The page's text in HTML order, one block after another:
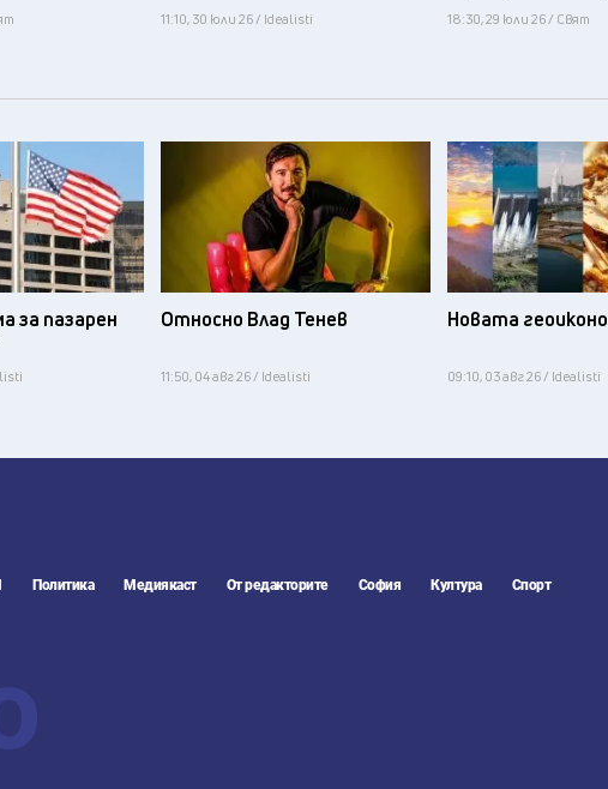
11:10, 30 юли 26 / Idealisti 18:30, 29 юли 26 / Свят
за пазарен
Относно Влад Тенев
11:50, 04 авг 26 / Idealisti
Новата
09:10, 03 авг 26 / Idealisti
Политика Медиякаст От редакторите София Култура
Спорт